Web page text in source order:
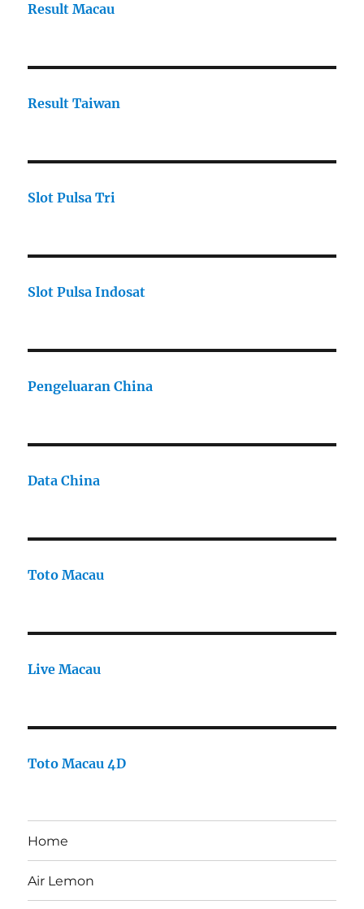
Result Macau
Result Taiwan
Slot Pulsa Tri
Slot Pulsa Indosat
Pengeluaran China
Data China
Toto Macau
Live Macau
Toto Macau 4D
Home
Air Lemon